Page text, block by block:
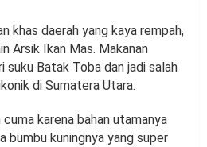
khas daerah yang kaya rempah,
Arsik Ikan Mas. Makanan
suku Batak Toba dan jadi salah
di Sumatera Utara.
karena bahan utamanya
bumbu kuningnya yang super